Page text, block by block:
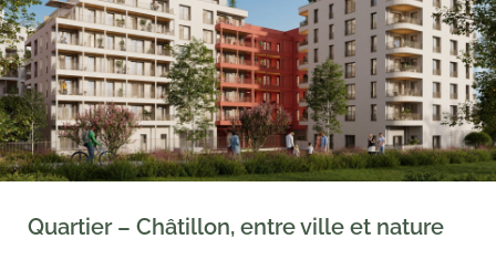
Quartier – Châtillon, entre ville et nature